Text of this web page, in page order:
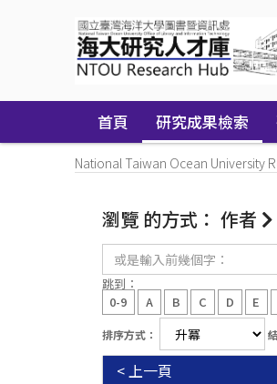
首頁 研究成果檢索
National Taiwan Ocean University
瀏覽 的方式： 作者
或
輸
入
前
幾
字：
跳到：
0-9
A B C D E
排序方式：
< 上一頁